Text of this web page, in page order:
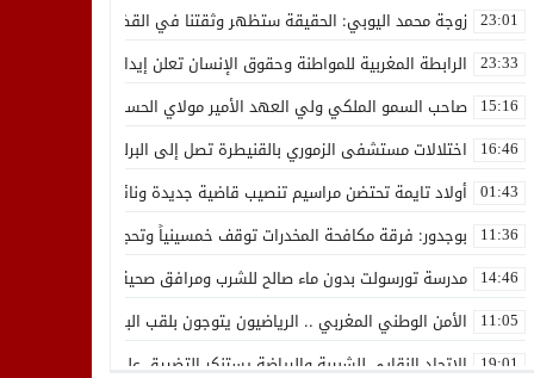
23:01 زوجة محمد اليوبي: الحقيقة ستظهر وثقتنا في القضاء ثابتة
23:33 الرابطة المغربية للمواطنة وحقوق الإنسان تعلن إيداع رئيسها
15:16 صاحب السمو الملكي ولي العهد الأمير مولاي الحسن يدشن “برج
16:46 اختلالات مستشفى الزموري بالقنيطرة تصل إلى البرلمان واستقالة
01:43 أولاد تايمة تحتضن مراسيم تنصيب قاضية جديدة ونائب لوكيل الملك
11:36 بوجدور: فرقة مكافحة المخدرات توقف خمسينياً وتحجز 10 كيلوغرامات من الشيرا
14:46 مدرسة تورسولت بدون ماء صالح للشرب ومرافق صحية في وضعية
11:05 الأمن الوطني المغربي .. الرياضيون يتوجون بلقب البطولة العربية
19:01 الاتحاد النقابي للشبيبة والرياضة يستنكر التضييق على الموظفين